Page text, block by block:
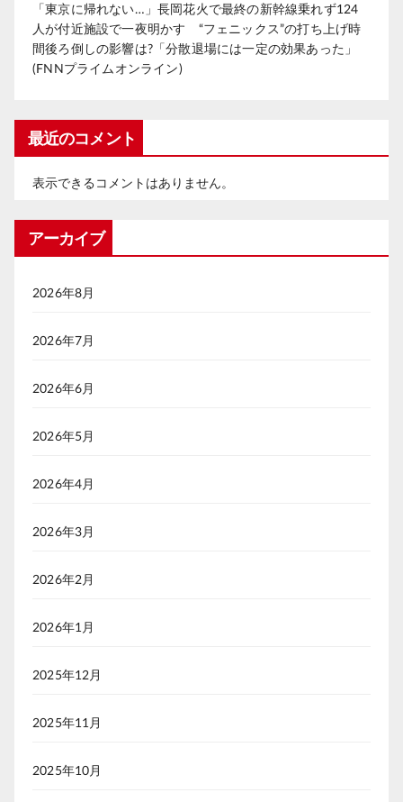
「東京に帰れない…」長岡花火で最終の新幹線乗れず124
人が付近施設で一夜明かす “フェニックス”の打ち上げ時
間後ろ倒しの影響は?「分散退場には一定の効果あった」
(FNNプライムオンライン)
最近のコメント
表示できるコメントはありません。
アーカイブ
2026年8月
2026年7月
2026年6月
2026年5月
2026年4月
2026年3月
2026年2月
2026年1月
2025年12月
2025年11月
2025年10月